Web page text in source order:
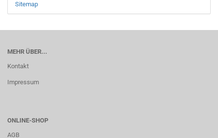
Sitemap
MEHR ÜBER...
Kontakt
Impressum
ONLINE-SHOP
AGB